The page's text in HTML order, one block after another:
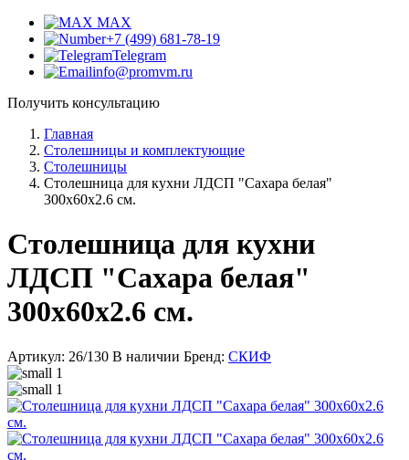
MAX
+7 (499) 681-78-19
Telegram
info@promvm.ru
Получить консультацию
Главная
Столешницы и комплектующие
Столешницы
Столешница для кухни ЛДСП "Сахара белая"
300x60x2.6 см.
Столешница для кухни
ЛДСП "Сахара белая"
300x60x2.6 см.
Артикул: 26/130 В наличии Бренд: СКИФ